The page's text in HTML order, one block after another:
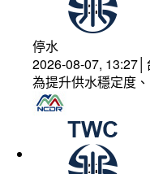
停水
2026-08-07,
為提升供水穩定度